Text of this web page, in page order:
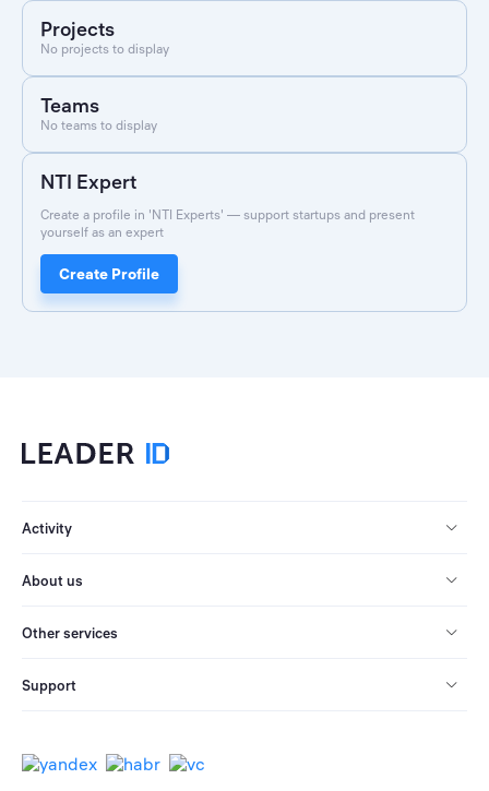
Projects
No projects to display
Teams
No teams to display
NTI Expert
Create a profile in 'NTI Experts' — support startups and present
yourself as an expert
Create Profile
Activity
About us
Other services
Support